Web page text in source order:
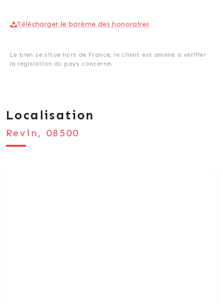
Télécharger le barème des honoraires
Le bien se situe hors de France, le client est amené à vérifier
la législation du pays concerné.
Localisation
Revin, 08500